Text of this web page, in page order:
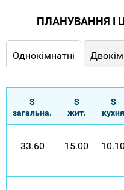
ПЛАНУВАННЯ І
Однокімнатні
S
загальна.
S
жит.
S
кухня
33.60 15.00 10.10